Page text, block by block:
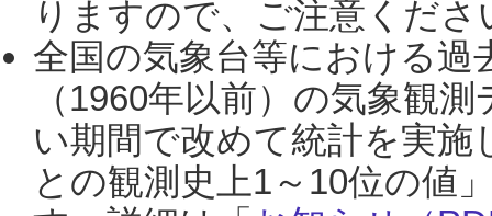
りますので、ご注意くだ
全国の気象台等における過
（1960年以前）の気象観
い期間で改めて統計を実
との観測史上1～10位の値